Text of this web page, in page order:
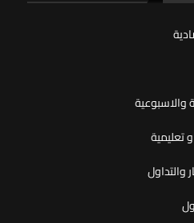
والاسبوعية
تعليمية
والتداول